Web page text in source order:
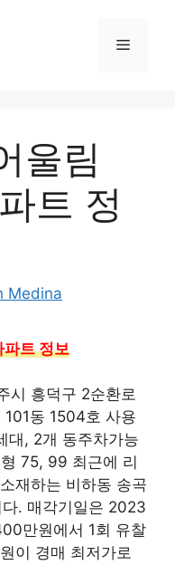
메
울림
트 정
Medina
트 정보
시 흥덕구 2순환로
동 1504호 사용
대, 2개 동주차가능
75, 99 최근에 리
재하는 비하동 송곡
. 매각기일은 2023
만원에서 1회 유찰
이 경매 최저가로